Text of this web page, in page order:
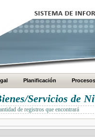
Planificación Procesos
Servicios de
de registros que encontrará